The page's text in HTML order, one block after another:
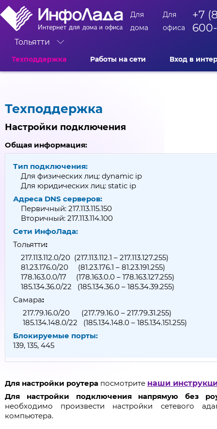
Тольятти
Для
дома
Для
офиса
+7
Техподдержка Работы на сети Вход в
Техподдержка
Настройки подключения
Общая информация:
Тип подключения:
Для физических лиц: dynamic ip
Для юридических лиц: static ip
Адреса DNS серверов:
Первичный: 217.113.115.150
Вторичный: 217.113.114.100
Сети ИнфоЛада:
Тольятти:
217.113.112.0/20 (217.113.112.1 – 217.113.127.255)
81.23.176.0/20 (81.23.176.1 – 81.23.191.255)
178.163.0.0/17 (178.163.0.0 – 178.163.127.255)
185.134.36.0/22 (185.134.36.0 – 185.34.39.255)
Самара:
217.79.16.0/20 (217.79.16.0 – 217.79.31.255)
185.134.148.0/22 (185.134.148.0 – 185.134.151.255)
Блокируемые порты:
139, 135, 445
Для настройки роутера посмотрите наши
Для настройки подключения напрямую без
необходимо произвести настройки сетевого
компьютера.